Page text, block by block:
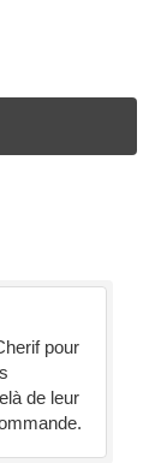
pour
de leur